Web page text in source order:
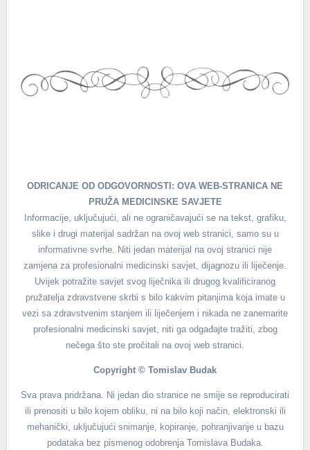
ODRICANJE OD ODGOVORNOSTI: OVA WEB-STRANICA NE
PRUŽA MEDICINSKE SAVJETE
Informacije, uključujući, ali ne ograničavajući se na tekst, grafiku,
slike i drugi materijal sadržan na ovoj web stranici, samo su u
informativne svrhe. Niti jedan materijal na ovoj stranici nije
zamjena za profesionalni medicinski savjet, dijagnozu ili liječenje.
Uvijek potražite savjet svog liječnika ili drugog kvalificiranog
pružatelja zdravstvene skrbi s bilo kakvim pitanjima koja imate u
vezi sa zdravstvenim stanjem ili liječenjem i nikada ne zanemarite
profesionalni medicinski savjet, niti ga odgađajte tražiti, zbog
nečega što ste pročitali na ovoj web stranici.
Copyright © Tomislav Budak
Sva prava pridržana. Ni jedan dio stranice ne smije se reproducirati
ili prenositi u bilo kojem obliku, ni na bilo koji način, elektronski ili
mehanički, uključujući snimanje, kopiranje, pohranjivanje u bazu
podataka bez pismenog odobrenja Tomislava Budaka.